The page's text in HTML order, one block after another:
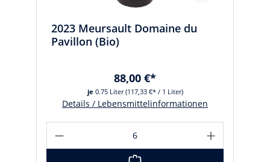
2023 Meursault Domaine du
Pavillon (Bio)
je 0.75 Liter(117,33 €* / 1 Liter)
88,00 €*
Details / Lebensmittelinformationen